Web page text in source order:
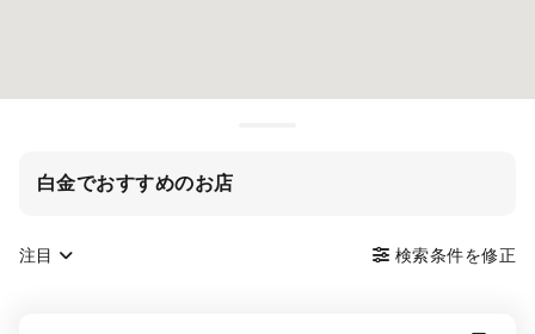
白金でおすすめのお店
注目 検索条件を修正